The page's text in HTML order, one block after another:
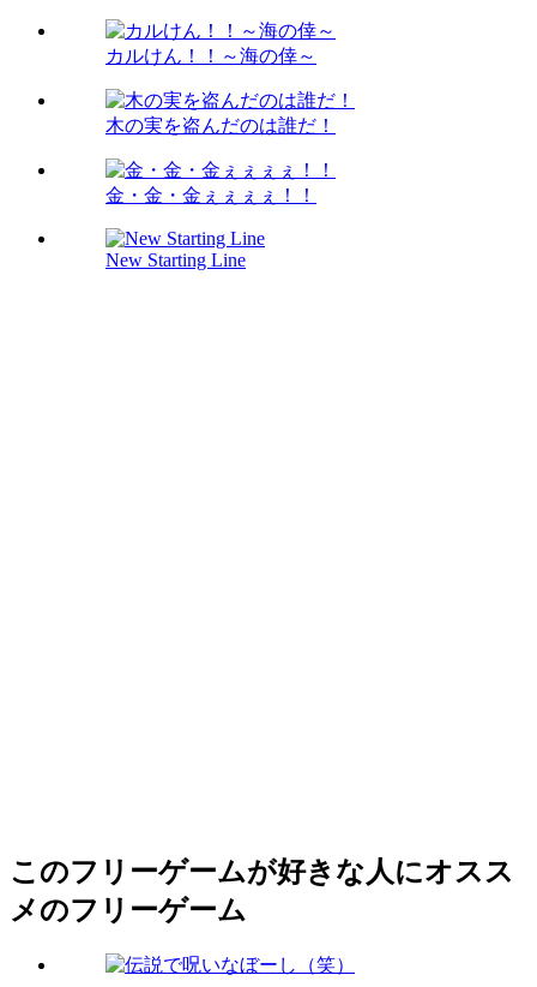
カルけん！！～海の倖～
木の実を盗んだのは誰だ！
金・金・金ぇぇぇぇ！！
New Starting Line
このフリーゲームが好きな人にオスス
メのフリーゲーム